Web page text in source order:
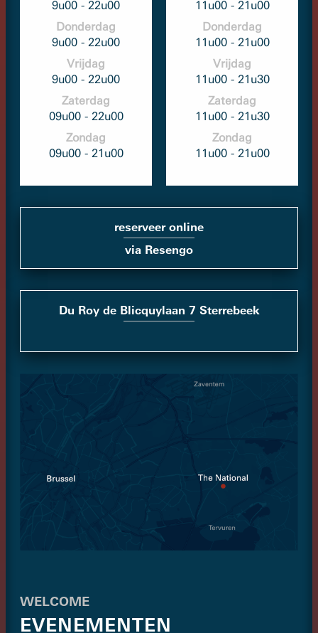
9u00 - 22u00
Donderdag
9u00 - 22u00
Vrijdag
9u00 - 22u00
Zaterdag
09u00 - 22u00
Zondag
09u00 - 21u00
11u00 - 21u00
Donderdag
11u00 - 21u00
Vrijdag
11u00 - 21u30
Zaterdag
11u00 - 21u30
Zondag
11u00 - 21u00
reserveer online
via Resengo
Du Roy de Blicquylaan 7 Sterrebeek
WELCOME
EVENEMENTEN